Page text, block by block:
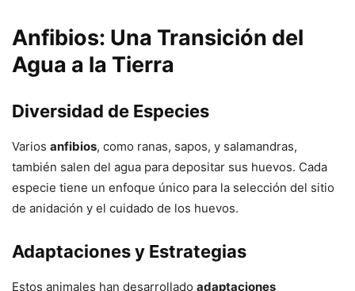
Anfibios: Una Transición del
Agua a la Tierra
Diversidad de Especies
Varios anfibios, como ranas, sapos, y salamandras,
también salen del agua para depositar sus huevos. Cada
especie tiene un enfoque único para la selección del sitio
de anidación y el cuidado de los huevos.
Adaptaciones y Estrategias
Estos animales han desarrollado adaptaciones